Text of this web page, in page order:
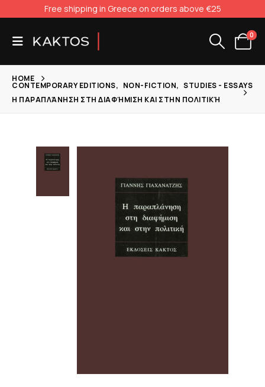
Free shipping in Greece on orders above €25
0
HOME
CONTEMPORARY EDITIONS, NON-FICTION, STUDIES - ESSAYS
Η ΠΑΡΑΠΛΆΝΗΣΗ ΣΤΗ ΔΙΑΦΉΜΙΣΗ ΚΑΙ ΣΤΗΝ ΠΟΛΙΤΙΚΉ